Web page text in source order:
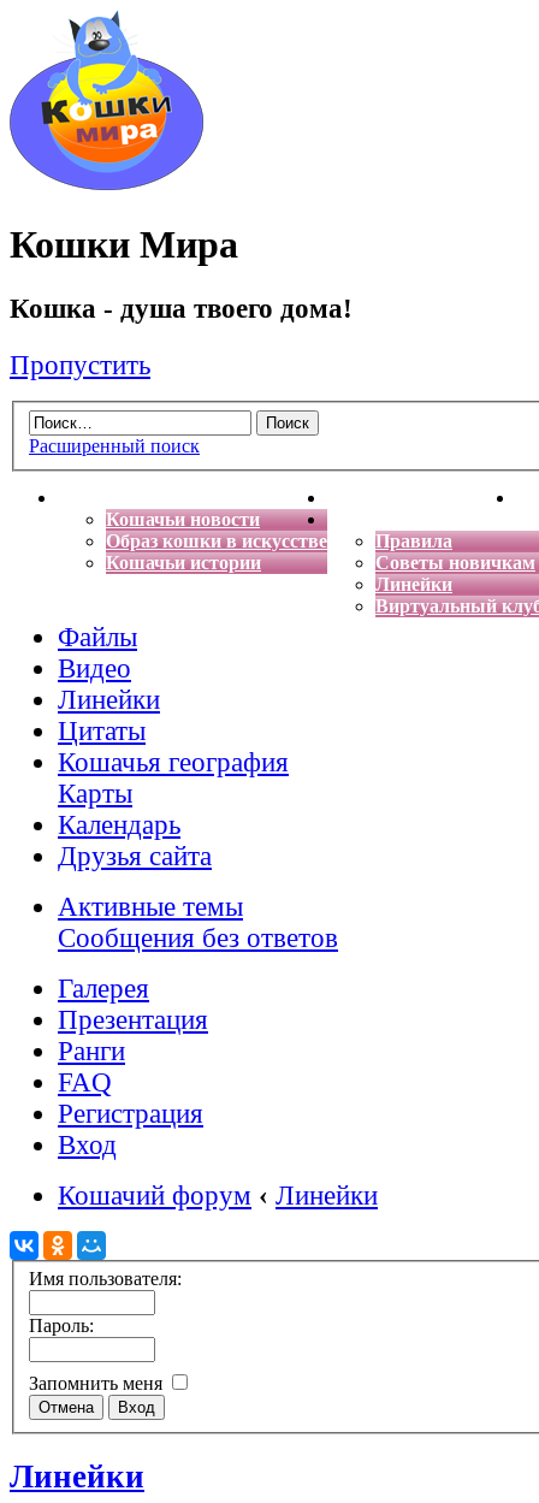
Кошки Мира
Кошка - душа твоего дома!
Пропустить
Расширенный поиск
Кошачьи новости
Образ кошки в искусстве
Кошачьи истории
Энциклопедия кошек
Правила
Советы новичкам
Линейки
Виртуальный
Файлы
Видео
Линейки
Цитаты
Кошачья география
Карты
Календарь
Друзья сайта
Активные темы
Сообщения без ответов
Галерея
Презентация
Ранги
FAQ
Регистрация
Вход
Кошачий форум ‹ Линейки
Имя пользователя:
Пароль:
Запомнить меня
Линейки